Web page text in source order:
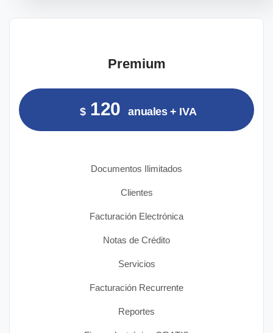
Premium
$ 120 anuales + IVA
Documentos Ilimitados
Clientes
Facturación Electrónica
Notas de Crédito
Servicios
Facturación Recurrente
Reportes